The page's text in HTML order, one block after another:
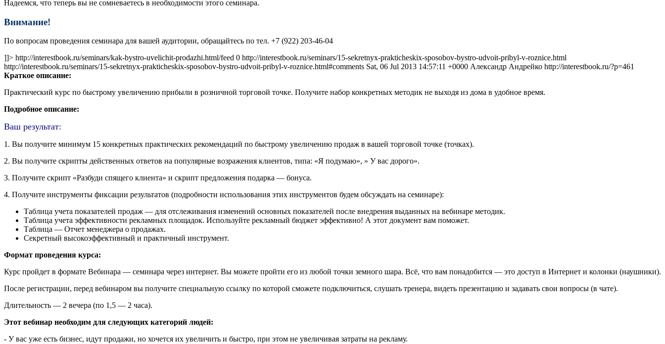
Надеемся, что теперь вы не сомневаетесь в необходимости этого семинара.
Внимание!
По вопросам проведения семинара для вашей аудитории, обращайтесь по тел. +7 (922) 203-46-04
]]> http://interestbook.ru/seminars/kak-bystro-uvelichit-prodazhi.html/feed 0 http://interestbook.ru/seminars/15-sekretnyx-prakticheskix-sposobov-bystro-udvoit-pribyl-v-roznice.html
http://interestbook.ru/seminars/15-sekretnyx-prakticheskix-sposobov-bystro-udvoit-pribyl-v-roznice.html#comments Sat, 06 Jul 2013 14:57:11 +0000 Александр Андрейко http://interestbook.ru/?p=461
Краткое описание:
Практический курс по быстрому увеличению прибыли в розничной торговой точке. Получите набор конкретных методик не выходя из дома в удобное время.
Подробное описание:
Ваш результат:
1. Вы получите минимум 15 конкретных практических рекомендаций по быстрому увеличению продаж в вашей торговой точке (точках).
2. Вы получите скрипты действенных ответов на популярные возражения клиентов, типа: «Я подумаю», » У вас дорого».
3. Получите скрипт «Разбуди спящего клиента» и скрипт предложения подарка — бонуса.
4. Получите инструменты фиксации результатов (подробности использования этих инструментов будем обсуждать на семинаре):
Таблица учета показателей продаж — для отслеживания изменений основных показателей после внедрения выданных на вебинаре методик.
Таблица учета эффективности рекламных площадок. Используйте рекламный бюджет эффективно! А этот документ вам поможет.
Таблица — Отчет менеджера о продажах.
Секретный высокоэффективный и практичный инструмент.
Формат проведения курса:
Курс пройдет в формате Вебинара — семинара через интернет. Вы можете пройти его из любой точки земного шара. Всё, что вам понадобится — это доступ в Интернет и колонки (наушники).
После регистрации, перед вебинаром вы получите специальную ссылку по которой сможете подключиться, слушать тренера, видеть презентацию и задавать свои вопросы (в чате).
Длительность — 2 вечера (по 1,5 — 2 часа).
Этот вебинар необходим для следующих категорий людей:
- У вас уже есть бизнес, идут продажи, но хочется их увеличить и быстро, при этом не увеличивая затраты на рекламу.